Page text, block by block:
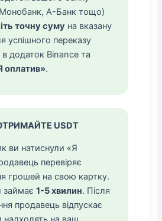
А-Банк тощо)
точну суму на вказану
успішного переказу
в додаток Binance та
оплатив».
USDT
ви натиснули «Я
перевіряє
грошей на свою картку.
займає 1-5 хвилин. Після
продавець відпускає